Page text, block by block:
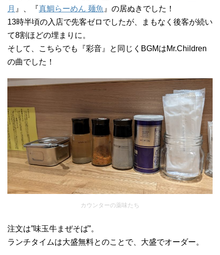
月 』、『真鯛らーめん 麺魚 』の居ぬきでした！
13時半頃の入店で先客ゼロでしたが、まもなく後客が続い
て8割ほどの埋まりに。
そして、こちらでも『彩音』と同じくBGMはMr.Children
の曲でした！
カウンターの薬味たち
注文は”味玉牛まぜそば”。
ランチタイムは大盛無料とのことで、大盛でオーダー。